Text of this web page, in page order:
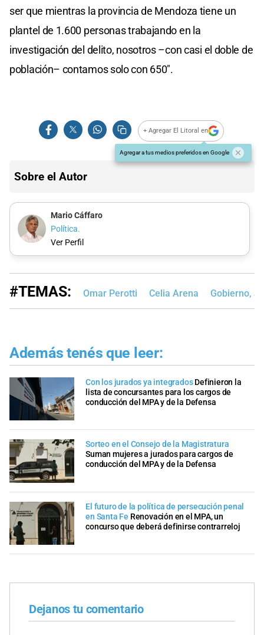
ser que mientras la provincia de Mendoza tiene un
plantel de 1.600 personas trabajando en la
investigación del delito, nosotros –con casi el doble de
población– contamos solo con 650".
+ Agregar El Litoral en
Agregar a tus medios preferidos en Google
Sobre el Autor
Mario Cáffaro
Política.
Ver Perfil
#TEMAS: Omar Perotti Celia Arena Gobierno,
Además tenés que leer:
Con los jurados ya integrados Definieron la
lista de concursantes para los cargos de
conducción del MPA y de la Defensa
Sorteo en el Consejo de la Magistratura
Suman mujeres a jurados para cargos de
conducción del MPA y de la Defensa
El futuro de la política de persecución penal
en Santa Fe Renovación en el MPA, un
concurso que deberá definirse contrarreloj
Dejanos tu comentario